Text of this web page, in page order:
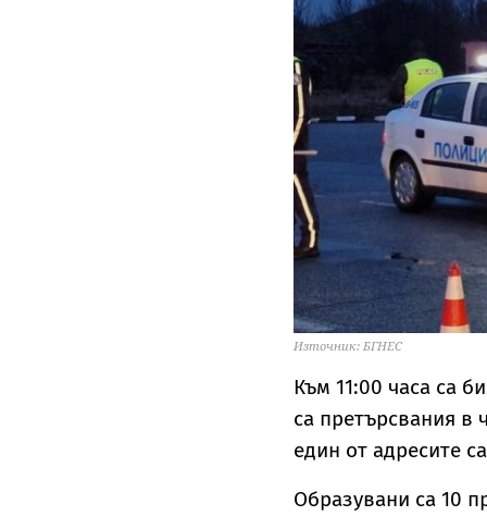
Източник: БГНЕС
Към 11:00 часа са
са претърсвания в
един от адресите
Образувани са 10